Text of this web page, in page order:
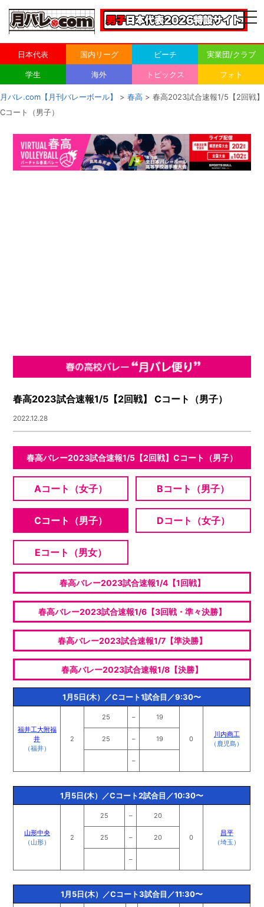
日本代表 国内リーグ ビーチ 実業団/クラブ
学生 海外 トピックス フォト
月バレ.com【月刊バレーボール】 > 春高 > 春高2023試合速報1/5【2回戦】
Cコート（男子）
春高2023試合速報1/5【2回戦】 Cコート（男子）
2022.12.28
春高バレー2023試合速報1/5【2回戦】Cコート（男子）
Aコート（女子） Bコート（男子）
Cコート（男子） Dコート（女子）
Eコート（男女）
春高バレー2023試合速報1/4【1回戦】
春高バレー2023試合速報1/6【3回戦・準々決勝】
春高バレー2023試合速報1/7【準決勝】
春高バレー2023試合速報1/8【決勝】
1月5日(木）／Cコート1試合目／9:30〜
福井工大附福
井
（福井）
2
25 – 19
0
川内商工
（鹿児島）
25 – 19
–
1月5日(木）／Cコート2試合目／10:30〜
山形中央
（山形）
2
25 – 20
0
昌平
（埼玉）
25 – 20
–
1月5日(木）／Cコート3試合目／11:30〜